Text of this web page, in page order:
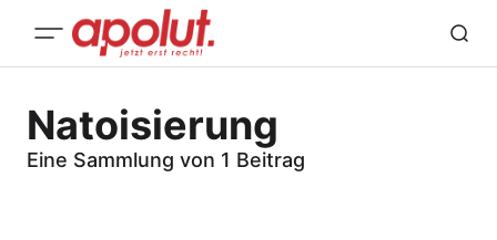
Natoisierung
Eine Sammlung von 1 Beitrag